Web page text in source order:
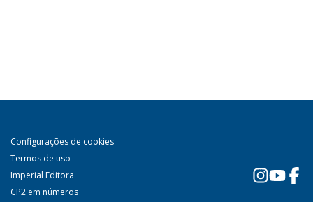
Configurações de cookies
Termos de uso
Imperial Editora
CP2 em números